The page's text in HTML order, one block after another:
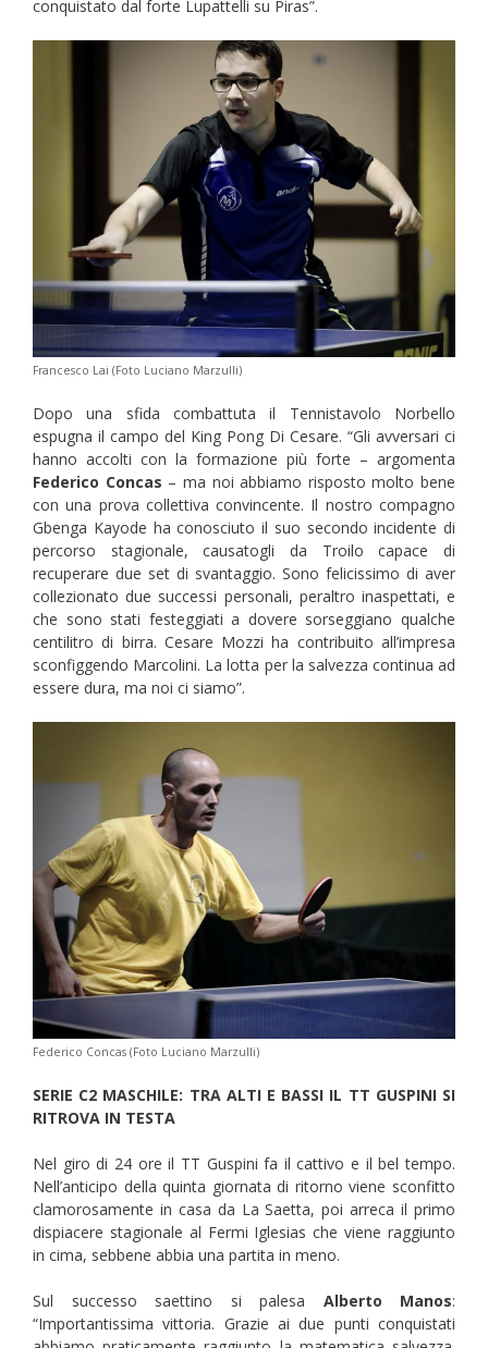
conquistato dal forte Lupattelli su Piras”.
Francesco Lai (Foto Luciano Marzulli)
Dopo una sfida combattuta il Tennistavolo Norbello
espugna il campo del King Pong Di Cesare. “Gli avversari ci
hanno accolti con la formazione più forte – argomenta
Federico Concas – ma noi abbiamo risposto molto bene
con una prova collettiva convincente. Il nostro compagno
Gbenga Kayode ha conosciuto il suo secondo incidente di
percorso stagionale, causatogli da Troilo capace di
recuperare due set di svantaggio. Sono felicissimo di aver
collezionato due successi personali, peraltro inaspettati, e
che sono stati festeggiati a dovere sorseggiano qualche
centilitro di birra. Cesare Mozzi ha contribuito all’impresa
sconfiggendo Marcolini. La lotta per la salvezza continua ad
essere dura, ma noi ci siamo”.
Federico Concas (Foto Luciano Marzulli)
SERIE C2 MASCHILE: TRA ALTI E BASSI IL TT GUSPINI SI
RITROVA IN TESTA
Nel giro di 24 ore il TT Guspini fa il cattivo e il bel tempo.
Nell’anticipo della quinta giornata di ritorno viene sconfitto
clamorosamente in casa da La Saetta, poi arreca il primo
dispiacere stagionale al Fermi Iglesias che viene raggiunto
in cima, sebbene abbia una partita in meno.
Sul successo saettino si palesa Alberto Manos:
“Importantissima vittoria. Grazie ai due punti conquistati